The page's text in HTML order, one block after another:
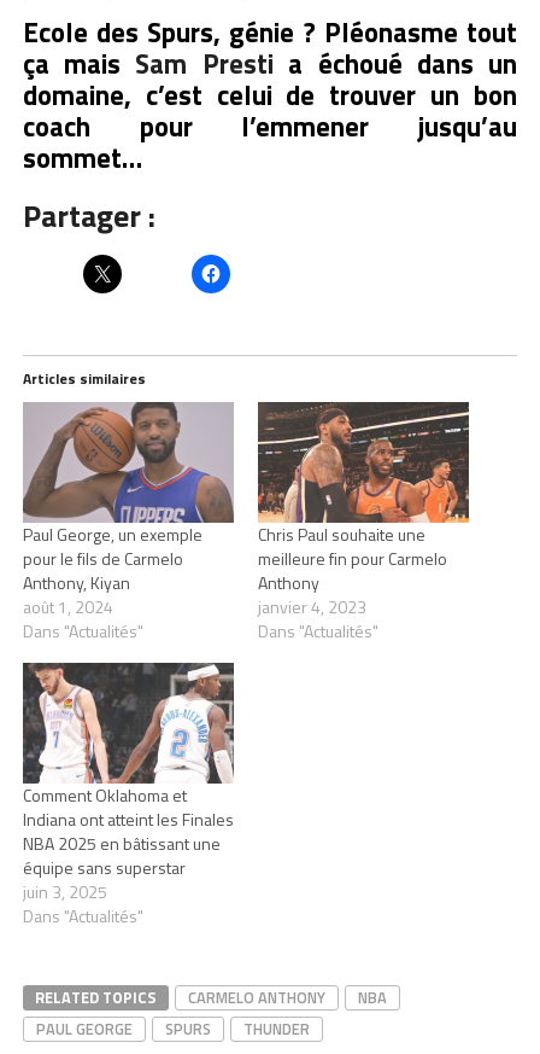
Ecole des Spurs, génie ? Pléonasme tout
ça mais Sam Presti a échoué dans un
domaine, c’est celui de trouver un bon
coach pour l’emmener jusqu’au
sommet…
Partager :
Articles similaires
Paul George, un exemple
pour le fils de Carmelo
Anthony, Kiyan
août 1, 2024
Dans "Actualités"
Chris Paul souhaite une
meilleure fin pour Carmelo
Anthony
janvier 4, 2023
Dans "Actualités"
Comment Oklahoma et
Indiana ont atteint les Finales
NBA 2025 en bâtissant une
équipe sans superstar
juin 3, 2025
Dans "Actualités"
RELATED TOPICS CARMELO ANTHONY
NBA
PAUL GEORGE
SPURS THUNDER